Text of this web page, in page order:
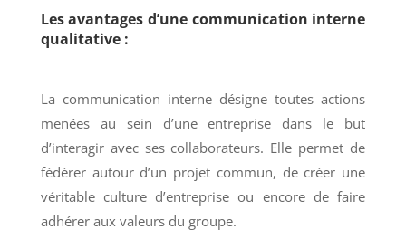
Les avantages d’une communication interne
qualitative :
La communication interne désigne toutes actions
menées au sein d’une entreprise dans le but
d’interagir avec ses collaborateurs. Elle permet de
fédérer autour d’un projet commun, de créer une
véritable culture d’entreprise ou encore de faire
adhérer aux valeurs du groupe.